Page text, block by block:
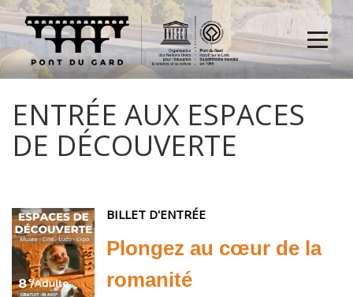
Menu
ENTRÉE AUX ESPACES
DE DÉCOUVERTE
BILLET D'ENTRÉE
Plongez au cœur de la
romanité